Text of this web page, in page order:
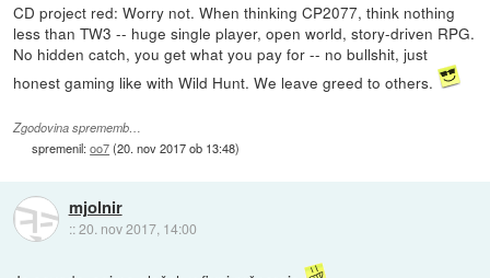
CD project red: Worry not. When thinking CP2077, think nothing
less than TW3 -- huge single player, open world, story-driven RPG.
No hidden catch, you get what you pay for -- no bullshit, just
honest gaming like with Wild Hunt. We leave greed to others.
Zgodovina sprememb…
spremenil:oo7(20. nov 2017 ob 13:48)
mjolnir
::20. nov 2017, 14:00